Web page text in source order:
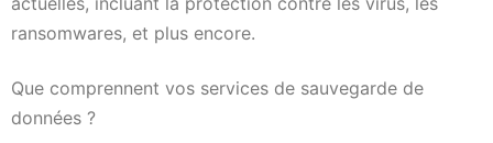
ransomwares, et plus encore.
Que comprennent vos services de sauvegarde de
données ?